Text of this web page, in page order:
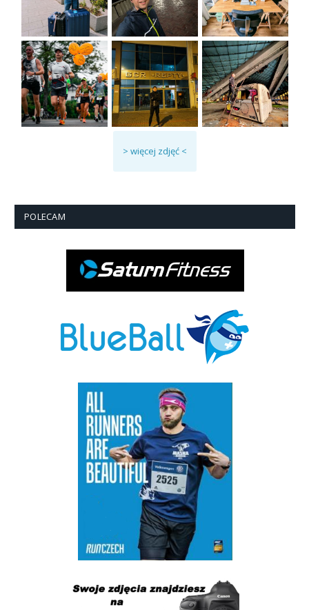
> więcej zdjęć <
POLECAM